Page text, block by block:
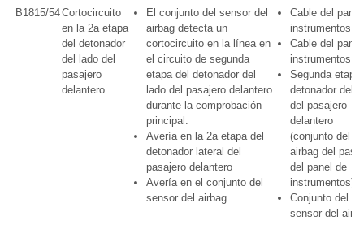
B1815/54Cortocircuito
en la 2a etapa
del detonador
del lado del
pasajero
delantero
El conjunto del sensor del
airbag detecta un
cortocircuito en la línea en
el circuito de segunda
etapa del detonador del
lado del pasajero delantero
durante la comprobación
principal.
Avería en la 2a etapa del
detonador lateral del
pasajero delantero
Avería en el conjunto del
sensor del airbag
Cable del
instrumentos
Cable del
instrumentos
Segunda etapa
detonador del
del pasajero
delantero
(conjunto del
airbag del
del panel de
instrumentos)
Conjunto del
sensor del